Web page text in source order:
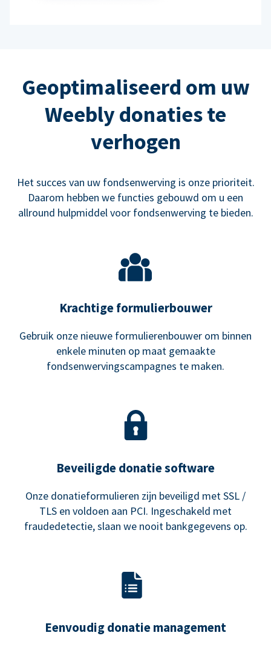
Geoptimaliseerd om uw
Weebly donaties te
verhogen
Het succes van uw fondsenwerving is onze prioriteit.
Daarom hebben we functies gebouwd om u een
allround hulpmiddel voor fondsenwerving te bieden.
Krachtige formulierbouwer
Gebruik onze nieuwe formulierenbouwer om binnen
enkele minuten op maat gemaakte
fondsenwervingscampagnes te maken.
Beveiligde donatie software
Onze donatieformulieren zijn beveiligd met SSL /
TLS en voldoen aan PCI. Ingeschakeld met
fraudedetectie, slaan we nooit bankgegevens op.
Eenvoudig donatie management